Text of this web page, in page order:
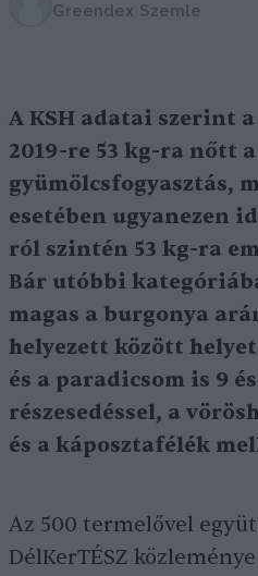
Greendex Szemle
A KSH adatai szerint
2019-re 53 kg-ra nőtt
gyümölcsfogyasztás,
esetében ugyanezen
ról szintén 53 kg-ra
Bár utóbbi
magas a burgonya
helyezett között
és a paradicsom is 9 és
részesedéssel, a
és a káposztafélék
Az 500 termelővel
DélKerTÉSZ